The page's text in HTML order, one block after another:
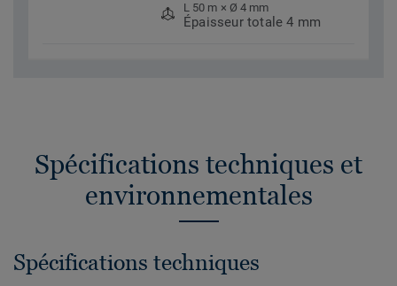
L 50 m × Ø 4 mm
Épaisseur totale 4 mm
Spécifications techniques et
environnementales
Spécifications techniques